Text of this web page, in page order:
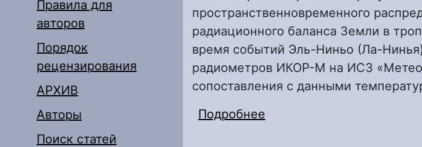
Правила для
авторов
Порядок
рецензирования
АРХИВ
Авторы
Поиск статей
пространственновременного
радиационного баланса Земли в
время событий Эль-Ниньо (Ла-
радиометров ИКОР-М на ИСЗ
сопоставления с данными
Подробнее